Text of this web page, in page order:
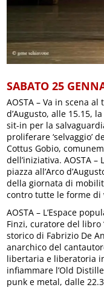
SABATO 25
AOSTA – Va in scena
d’Augusto, alle 15.15,
sit-in per la
proliferare ‘selvaggio’
Cottus Gobio,
dell’iniziativa. AOSTA
piazza all’Arco
della giornata di
contro tutte le forme di
AOSTA – L’Espace
Finzi, curatore del libro
storico di Fabrizio De
anarchico del
libertaria e liberatoria
infiammare l’Old
punk e metal, dalle